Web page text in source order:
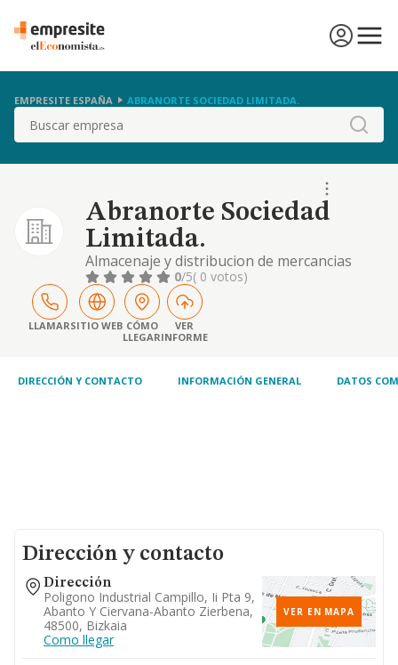
EMPRESITE ESPAÑA ABRANORTE SOCIEDAD LIMITADA.
Buscar
Abranorte Sociedad
Limitada.
Almacenaje y distribucion de mercancias
0/5( 0 votos)
LLAMARSITIO WEB CÓMO
LLEGAR
VER
INFORME
DIRECCIÓN Y CONTACTO INFORMACIÓN GENERAL DATOS
Dirección y contacto
Dirección
Poligono Industrial Campillo, Ii Pta 9,
Abanto Y Ciervana-Abanto Zierbena,
48500, Bizkaia
Como llegar
VER EN MAPA